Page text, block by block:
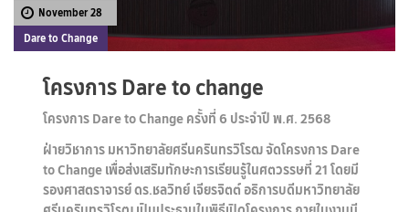
November 28
Dare to Change
โครงการ Dare to change
โครงการ Dare to Change ครั้งที่ 6 ประจำปี พ.ศ. 2568
ฝ่ายวิชาการ มหาวิทยาลัยศรีนครินทรวิโรฒ จัดโครงการ Dare
to Change เพื่อส่งเสริมทักษะการเรียนรู้ในศตวรรษที่ 21 โดยมี
รองศาสตราจารย์ ดร.ชลวิทย์ เจียรจิตต์ อธิการบดีมหาวิทยาลัย